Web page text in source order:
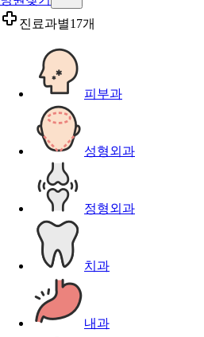
진료과별17개
피부과
성형외과
정형외과
치과
내과